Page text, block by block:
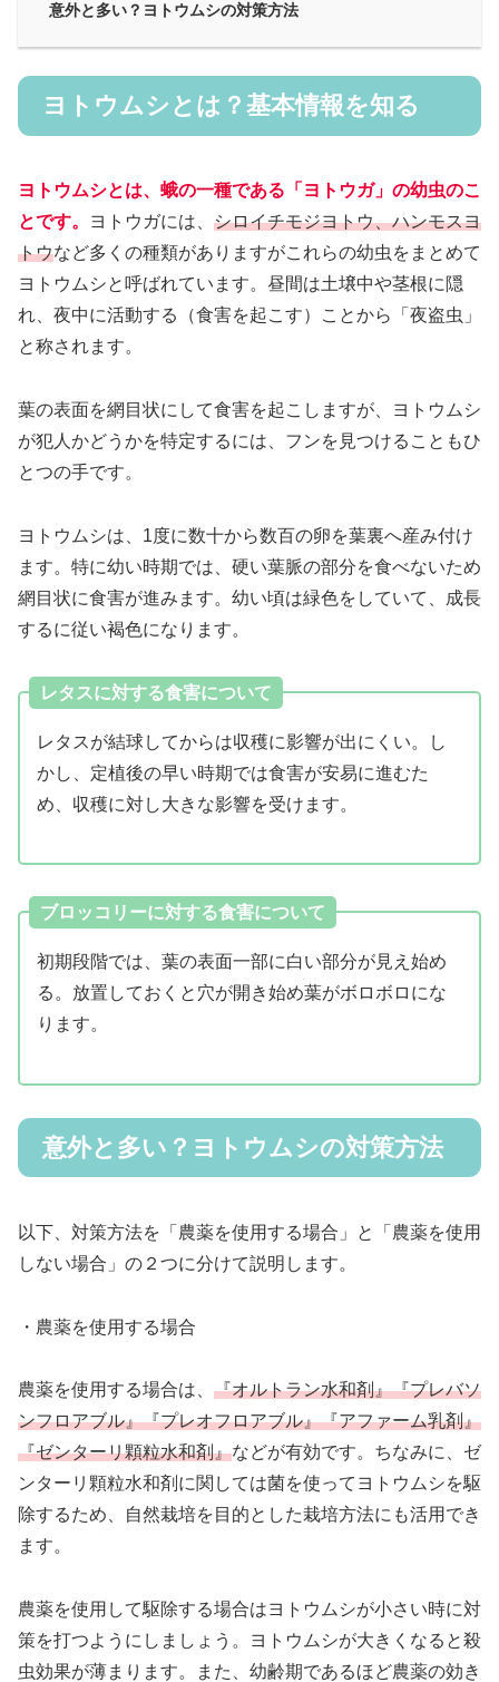
意外と多い？ヨトウムシの対策方法
ヨトウムシとは？基本情報を知る
ヨトウムシとは、蛾の一種である「ヨトウガ」の幼虫のこ
とです。
ヨトウガには、 シロイチモジヨトウ、ハンモスヨ
トウなど多くの種類がありますがこれらの幼虫をまとめて
ヨトウムシと呼ばれています。昼間は土壌中や茎根に隠
れ、夜中に活動する（食害を起こす）ことから「夜盗虫」
と称されます。
葉の表面を網目状にして食害を起こしますが、ヨトウムシ
が犯人かどうかを特定するには、フンを見つけることもひ
とつの手です。
ヨトウムシは、1度に数十から数百の卵を葉裏へ産み付け
ます。特に幼い時期では、硬い葉脈の部分を食べないため
網目状に食害が進みます。幼い頃は緑色をしていて、成長
するに従い褐色になります。
レタスに対する食害について
レタスが結球してからは収穫に影響が出にくい。し
かし、定植後の早い時期では食害が安易に進むた
め、収穫に対し大きな影響を受けます。
ブロッコリーに対する食害について
初期段階では、葉の表面一部に白い部分が見え始め
る。放置しておくと穴が開き始め葉がボロボロにな
ります。
意外と多い？ヨトウムシの対策方法
以下、対策方法を「農薬を使用する場合」と「農薬を使用
しない場合」の２つに分けて説明します。
・農薬を使用する場合
農薬を使用する場合は、 『オルトラン水和剤』『プレバソ
ンフロアブル』『プレオフロアブル』『アファーム乳剤』
『ゼンターリ顆粒水和剤』などが有効です。ちなみに、ゼ
ンターリ顆粒水和剤に関しては菌を使ってヨトウムシを駆
除するため、自然栽培を目的とした栽培方法にも活用でき
ます。
農薬を使用して駆除する場合はヨトウムシが小さい時に対
策を打つようにしましょう。ヨトウムシが大きくなると殺
虫効果が薄まります。また、幼齢期であるほど農薬の効き